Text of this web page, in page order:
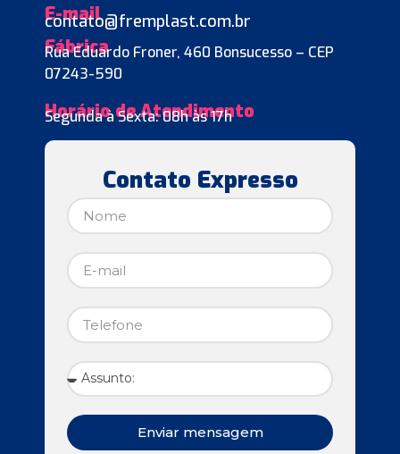
E-mail
contato@fremplast.com.br
Fábrica
Rua Eduardo Froner, 460 Bonsucesso – CEP
07243-590
Horário de Atendimento
Segunda à Sexta: 08h às 17h
Contato Expresso
Enviar mensagem